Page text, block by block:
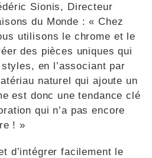
Sionis, Directeur
du Monde : « Chez
utilisons le chrome et le
des pièces uniques qui
en l’associant par
naturel qui ajoute un
est donc une tendance clé
qui n’a pas encore
! »
d’intégrer facilement le